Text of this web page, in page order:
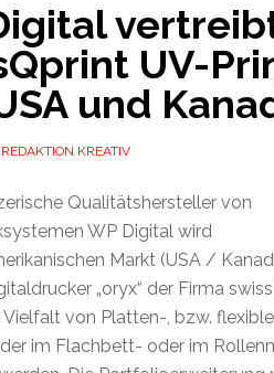
UV-
und
REDAKTION KREATIV
Qualitätshersteller von
WP Digital wird
Markt (USA /
„oryx“ der Firma
Vielfalt von Platten-, bzw.
im Flachbett- oder im